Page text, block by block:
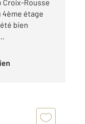
Croix-Rousse
4ème étage
bien